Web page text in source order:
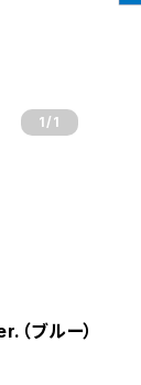
1 /1
ブルー）